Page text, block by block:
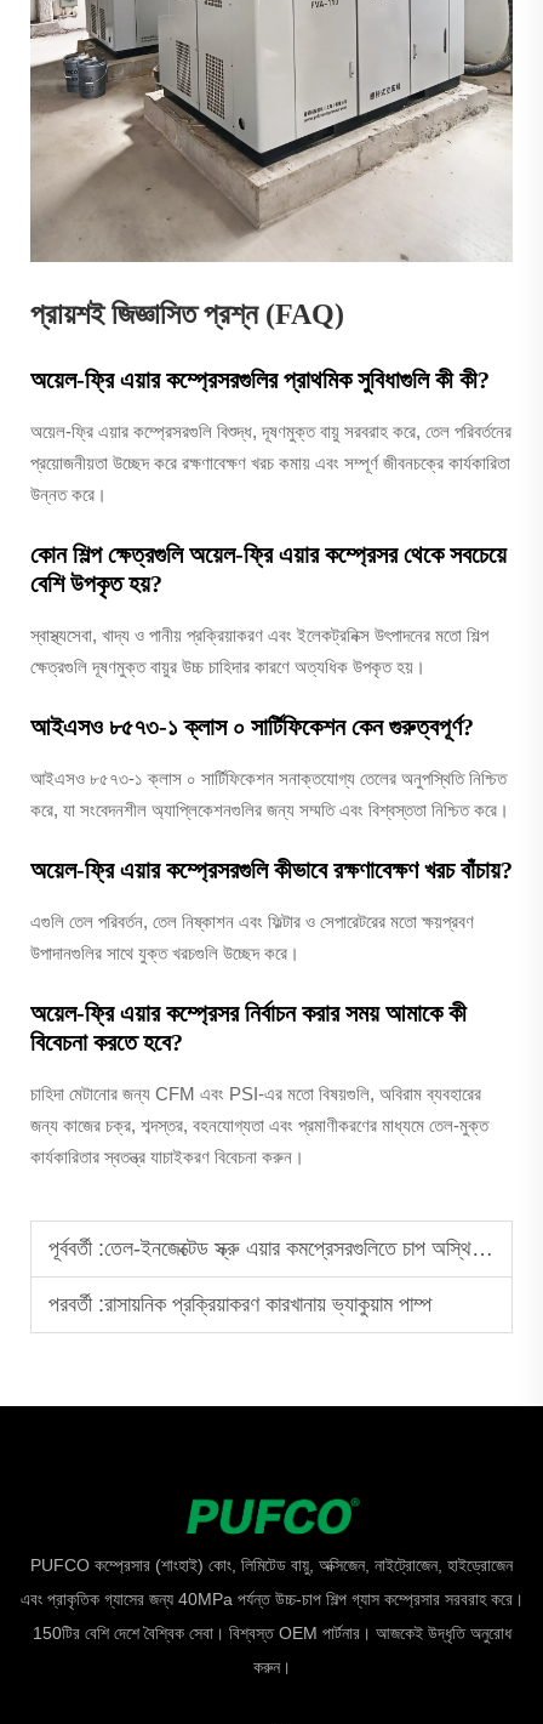
প্রায়শই জিজ্ঞাসিত প্রশ্ন (FAQ)
অয়েল-ফ্রি এয়ার কম্প্রেসরগুলির প্রাথমিক সুবিধাগুলি কী কী?
অয়েল-ফ্রি এয়ার কম্প্রেসরগুলি বিশুদ্ধ, দূষণমুক্ত বায়ু সরবরাহ করে, তেল পরিবর্তনের
প্রয়োজনীয়তা উচ্ছেদ করে রক্ষণাবেক্ষণ খরচ কমায় এবং সম্পূর্ণ জীবনচক্রে কার্যকারিতা
উন্নত করে।
কোন শিল্প ক্ষেত্রগুলি অয়েল-ফ্রি এয়ার কম্প্রেসর থেকে সবচেয়ে
বেশি উপকৃত হয়?
স্বাস্থ্যসেবা, খাদ্য ও পানীয় প্রক্রিয়াকরণ এবং ইলেকট্রনিক্স উৎপাদনের মতো শিল্প
ক্ষেত্রগুলি দূষণমুক্ত বায়ুর উচ্চ চাহিদার কারণে অত্যধিক উপকৃত হয়।
আইএসও ৮৫৭৩-১ ক্লাস ০ সার্টিফিকেশন কেন গুরুত্বপূর্ণ?
আইএসও ৮৫৭৩-১ ক্লাস ০ সার্টিফিকেশন সনাক্তযোগ্য তেলের অনুপস্থিতি নিশ্চিত
করে, যা সংবেদনশীল অ্যাপ্লিকেশনগুলির জন্য সম্মতি এবং বিশ্বস্ততা নিশ্চিত করে।
অয়েল-ফ্রি এয়ার কম্প্রেসরগুলি কীভাবে রক্ষণাবেক্ষণ খরচ বাঁচায়?
এগুলি তেল পরিবর্তন, তেল নিষ্কাশন এবং ফিল্টার ও সেপারেটরের মতো ক্ষয়প্রবণ
উপাদানগুলির সাথে যুক্ত খরচগুলি উচ্ছেদ করে।
অয়েল-ফ্রি এয়ার কম্প্রেসর নির্বাচন করার সময় আমাকে কী
বিবেচনা করতে হবে?
চাহিদা মেটানোর জন্য CFM এবং PSI-এর মতো বিষয়গুলি, অবিরাম ব্যবহারের
জন্য কাজের চক্র, শব্দস্তর, বহনযোগ্যতা এবং প্রমাণীকরণের মাধ্যমে তেল-মুক্ত
কার্যকারিতার স্বতন্ত্র যাচাইকরণ বিবেচনা করুন।
পূর্ববর্তী :তেল-ইনজেক্টেড স্ক্রু এয়ার কমপ্রেসরগুলিতে চাপ অস্থিরতার কারণসমূহ
পরবর্তী :রাসায়নিক প্রক্রিয়াকরণ কারখানায় ভ্যাকুয়াম পাম্প
PUFCO কম্প্রেসার (শাংহাই) কোং, লিমিটেড বায়ু, অক্সিজেন, নাইট্রোজেন, হাইড্রোজেন
এবং প্রাকৃতিক গ্যাসের জন্য 40MPa পর্যন্ত উচ্চ-চাপ শিল্প গ্যাস কম্প্রেসার সরবরাহ করে।
150টির বেশি দেশে বৈশ্বিক সেবা। বিশ্বস্ত OEM পার্টনার। আজকেই উদ্ধৃতি অনুরোধ
করুন।